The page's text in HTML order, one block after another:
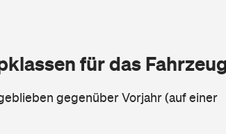
für das
gegenüber Vorjahr (auf einer